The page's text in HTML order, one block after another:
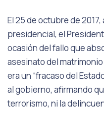
El 25 de octubre de
presidencial, el
ocasión del fallo que
asesinato del
era un “fracaso del
al gobierno, afirmando
terrorismo, ni la